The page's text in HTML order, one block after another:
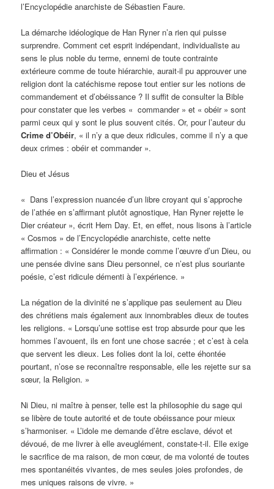
l’Encyclopédie anarchiste de Sébastien Faure.
La démarche idéologique de Han Ryner n’a rien qui puisse
surprendre. Comment cet esprit indépendant, individualiste au
sens le plus noble du terme, ennemi de toute contrainte
extérieure comme de toute hiérarchie, aurait-il pu approuver une
religion dont la catéchisme repose tout entier sur les notions de
commandement et d’obéissance ? Il suffit de consulter la Bible
pour constater que les verbes « commander » et « obéir » sont
parmi ceux qui y sont le plus souvent cités. Or, pour l’auteur du
Crime d’Obéir, « il n’y a que deux ridicules, comme il n’y a que
deux crimes : obéir et commander ».
Dieu et Jésus
« Dans l’expression nuancée d’un libre croyant qui s’approche
de l’athée en s’affirmant plutôt agnostique, Han Ryner rejette le
Dier créateur », écrit Hem Day. Et, en effet, nous lisons à l’article
« Cosmos » de l’Encyclopédie anarchiste, cette nette
affirmation : « Considérer le monde comme l’œuvre d’un Dieu, ou
une pensée divine sans Dieu personnel, ce n’est plus souriante
poésie, c’est ridicule démenti à l’expérience. »
La négation de la divinité ne s’applique pas seulement au Dieu
des chrétiens mais également aux innombrables dieux de toutes
les religions. « Lorsqu’une sottise est trop absurde pour que les
hommes l’avouent, ils en font une chose sacrée ; et c’est à cela
que servent les dieux. Les folies dont la loi, cette éhontée
pourtant, n’ose se reconnaître responsable, elle les rejette sur sa
sœur, la Religion. »
Ni Dieu, ni maître à penser, telle est la philosophie du sage qui
se libère de toute autorité et de toute obéissance pour mieux
s’harmoniser. « L’idole me demande d’être esclave, dévot et
dévoué, de me livrer à elle aveuglément, constate-t-il. Elle exige
le sacrifice de ma raison, de mon cœur, de ma volonté de toutes
mes spontanéités vivantes, de mes seules joies profondes, de
mes uniques raisons de vivre. »